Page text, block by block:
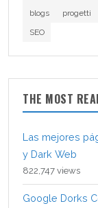
blogs
progetti
SEO
THE MOST
Las mejores
y Dark Web
822,747 views
Google Dorks